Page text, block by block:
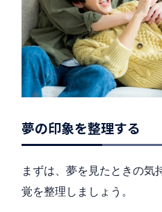
夢の印象を整理する
まずは、夢を見たときの気
覚を整理しましょう。